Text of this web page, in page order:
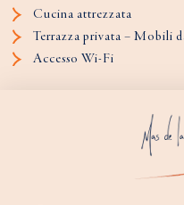
Cucina attrezzata
Terrazza privata – Mobili
Accesso Wi-Fi